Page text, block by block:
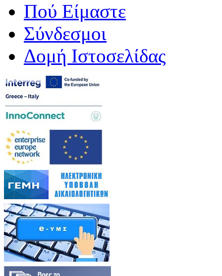
Πού Είμαστε
Σύνδεσμοι
Δομή Ιστοσελίδας